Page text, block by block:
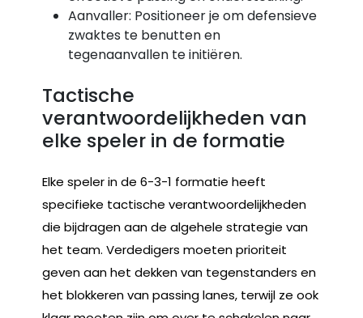
Aanvaller: Positioneer je om defensieve
zwaktes te benutten en
tegenaanvallen te initiëren.
Tactische
verantwoordelijkheden van
elke speler in de formatie
Elke speler in de 6-3-1 formatie heeft
specifieke tactische verantwoordelijkheden
die bijdragen aan de algehele strategie van
het team. Verdedigers moeten prioriteit
geven aan het dekken van tegenstanders en
het blokkeren van passing lanes, terwijl ze ook